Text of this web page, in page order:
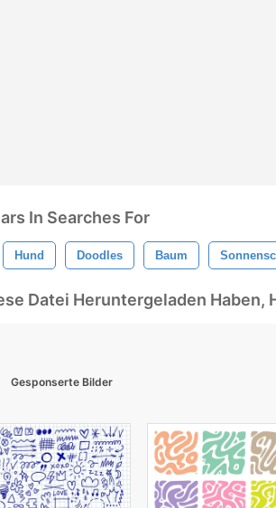
In Searches For
Hund Doodles Baum
Datei Heruntergeladen
Gesponserte Bilder